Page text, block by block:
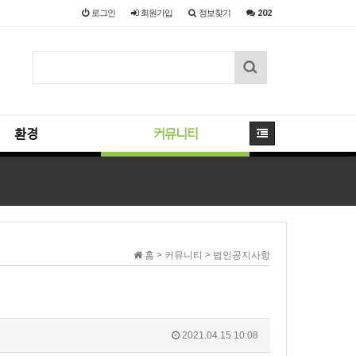
로그인 회원가입 정보찾기 202
환경 커뮤니티
홈 > 커뮤니티 > 법인공지사항
2021.04.15 10:08